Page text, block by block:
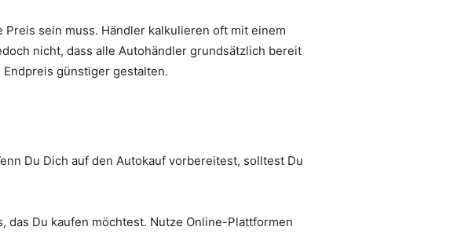
sein muss. Händler kalkulieren oft mit einem
nicht, dass alle Autohändler grundsätzlich bereit
günstiger gestalten.
Du Dich auf den Autokauf vorbereitest, solltest Du
Du kaufen möchtest. Nutze Online-Plattformen